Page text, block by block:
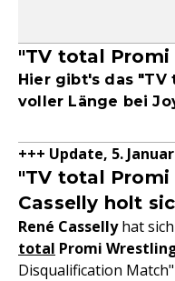
"TV total Promi
Hier gibt's das
voller Länge bei
+++ Update, 5.
"TV total Promi
Casselly holt
René Cassellyhat
total Promi
Disqualification